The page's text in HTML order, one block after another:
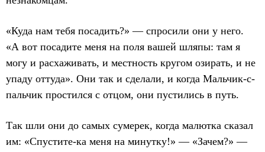
«Куда нам тебя посадить?» — спросили они у него.
«А вот посадите меня на поля вашей шляпы: там я
могу и расхаживать, и местность кругом озирать, и не
упаду оттуда». Они так и сделали, и когда Мальчик-с-
пальчик простился с отцом, они пустились в путь.
Так шли они до самых сумерек, когда малютка сказал
им: «Спустите-ка меня на минутку!» — «Зачем?» —